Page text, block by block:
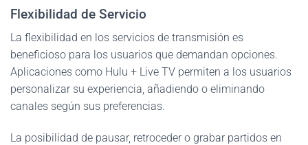
Flexibilidad de Servicio
La flexibilidad en los servicios de transmisión es
beneficioso para los usuarios que demandan opciones.
Aplicaciones como Hulu + Live TV permiten a los usuarios
personalizar su experiencia, añadiendo o eliminando
canales según sus preferencias.
La posibilidad de pausar, retroceder o grabar partidos en